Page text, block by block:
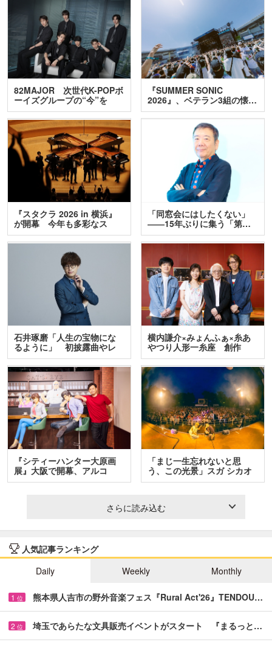
82MAJOR 次世代K-POPボ
ーイズグループの“今”を
訊…
『SUMMER SONIC
2026』、ベテラン3組の懐…
『スタクラ 2026 in 横浜』
が開幕 今年も多彩なス
テ…
「同窓会にはしたくない」
――15年ぶりに集う「第…
石井琢磨「人生の宝物にな
るように」 初披露曲やレ
ア…
横内謙介×みょんふぁ×糸あ
やつり人形一糸座 創作
人…
『シティーハンター大原画
展』大阪で開幕、アルコ
＆…
「まじ一生忘れないと思
う、この光景」スガ シカオ
と…
さらに読み込む
人気記事ランキング
Daily
Weekly Monthly
1 位 熊本県人吉市の野外音楽フェス『Rural Act'26』TENDOU…
2 位 埼玉であらたな文具販売イベントがスタート 『まるっと…